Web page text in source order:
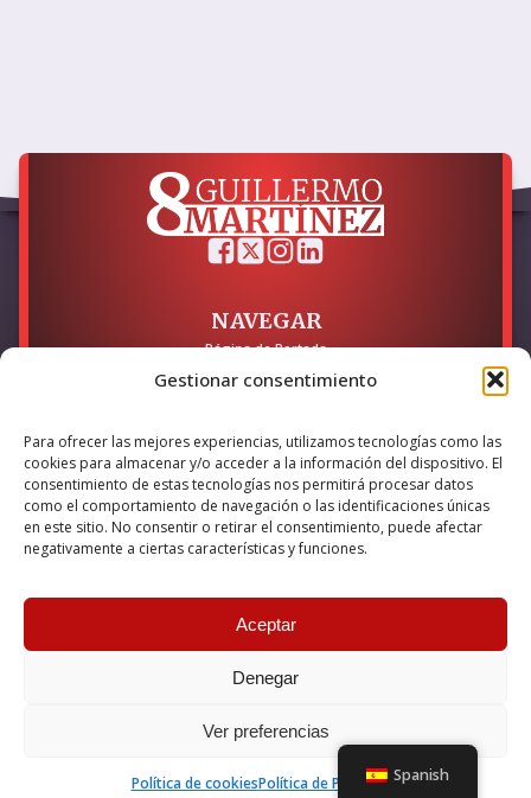
Gestionar consentimiento
Para ofrecer las mejores experiencias, utilizamos tecnologías como las
cookies para almacenar y/o acceder a la información del dispositivo. El
consentimiento de estas tecnologías nos permitirá procesar datos
como el comportamiento de navegación o las identificaciones únicas
en este sitio. No consentir o retirar el consentimiento, puede afectar
negativamente a ciertas características y funciones.
Aceptar
Denegar
Ver preferencias
Política de cookiesPolítica de Privacidad
NAVEGAR
Página de Portada
LEGAL
Política de Privacidad
Política de Cookies
Accesibilidad
Esta empresa ha sido beneficiaria del bono Kit Digital y lo ha
internet, financiado por la Unión Europea – NextGeneration EU
© 2026 Guillermo Martínez | Todos los derechos reservados |
Spanish